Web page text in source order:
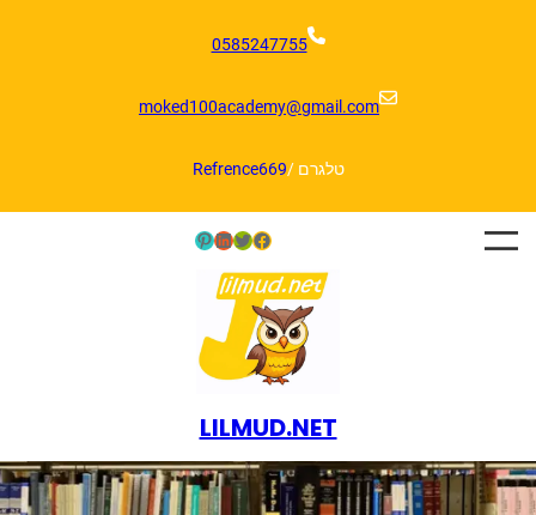
0585247755
moked100academy@gmail.com
טלגרם /Refrence669
Facebook
Twitter
LinkedIn
Pinterest
LILMUD.NET